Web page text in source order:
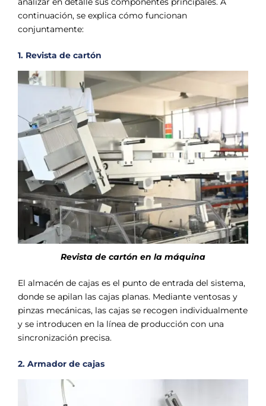
continuación, se explica cómo funcionan
conjuntamente:
1. Revista de cartón
Revista de cartón en la máquina
El almacén de cajas es el punto de entrada del sistema,
donde se apilan las cajas planas. Mediante ventosas y
pinzas mecánicas, las cajas se recogen individualmente
y se introducen en la línea de producción con una
sincronización precisa.
2. Armador de cajas